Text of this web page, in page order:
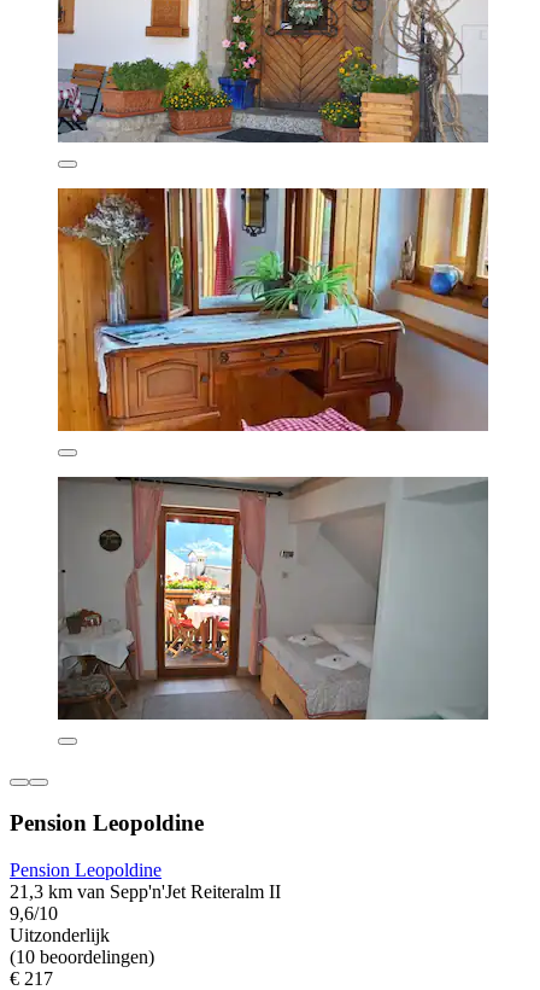
Pension Leopoldine
Pension Leopoldine
21,3 km van Sepp'n'Jet Reiteralm II
9,6/10
Uitzonderlijk
(10 beoordelingen)
€ 217